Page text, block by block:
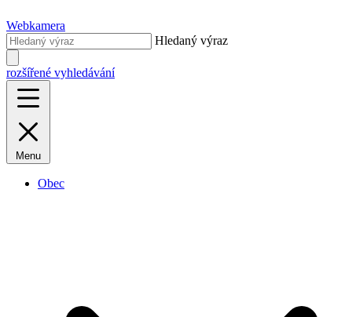
Webkamera
Hledaný výraz
rozšířené vyhledávání
Menu
Obec